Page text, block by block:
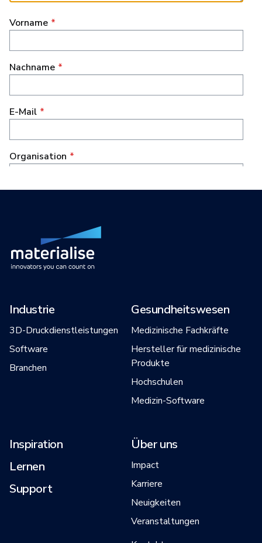
Industrie
3D-Druckdienstleistungen
Software
Branchen
Gesundheitswesen
Medizinische Fachkräfte
Hersteller für medizinische
Produkte
Hochschulen
Medizin-Software
Inspiration
Lernen
Support
Über uns
Impact
Karriere
Neuigkeiten
Veranstaltungen